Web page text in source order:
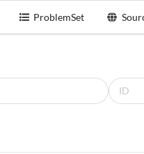
ProblemSet